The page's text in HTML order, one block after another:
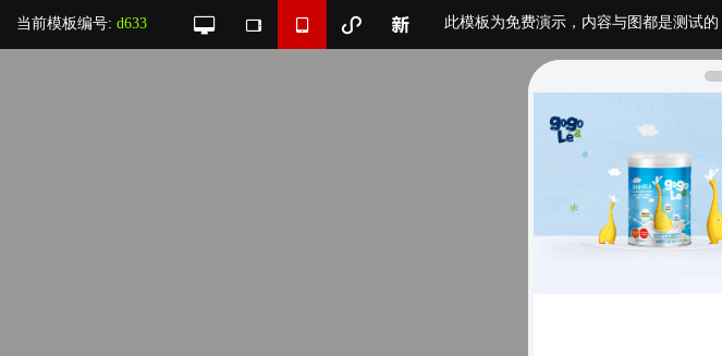
当前模板编号: d633 此模板为免费演示，内容与图都是测试